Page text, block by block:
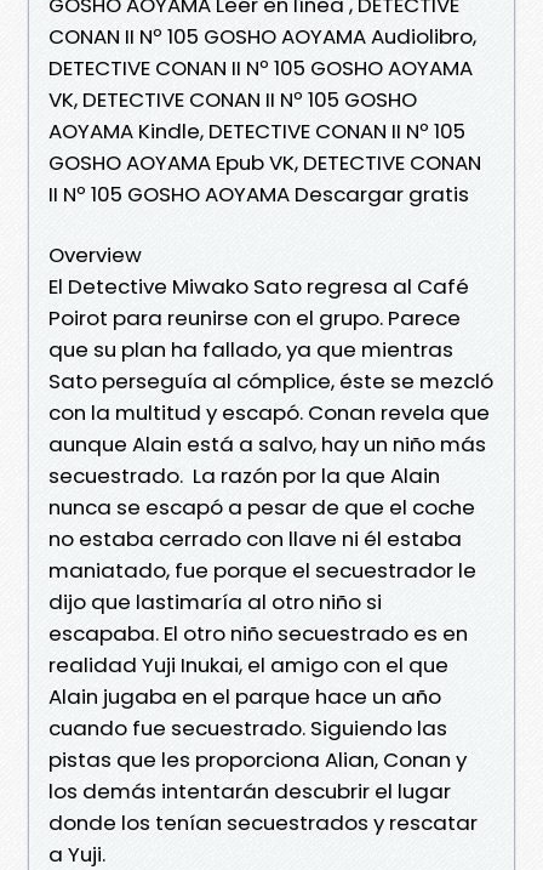
CONAN II Nº 105 GOSHO AOYAMA Audiolibro,
DETECTIVE CONAN II Nº 105 GOSHO AOYAMA
VK, DETECTIVE CONAN II Nº 105 GOSHO
AOYAMA Kindle, DETECTIVE CONAN II Nº 105
GOSHO AOYAMA Epub VK, DETECTIVE CONAN
II Nº 105 GOSHO AOYAMA Descargar gratis
Overview
El Detective Miwako Sato regresa al Café
Poirot para reunirse con el grupo. Parece
que su plan ha fallado, ya que mientras
Sato perseguía al cómplice, éste se mezcló
con la multitud y escapó. Conan revela que
aunque Alain está a salvo, hay un niño más
secuestrado. La razón por la que Alain
nunca se escapó a pesar de que el coche
no estaba cerrado con llave ni él estaba
maniatado, fue porque el secuestrador le
dijo que lastimaría al otro niño si
escapaba. El otro niño secuestrado es en
realidad Yuji Inukai, el amigo con el que
Alain jugaba en el parque hace un año
cuando fue secuestrado. Siguiendo las
pistas que les proporciona Alian, Conan y
los demás intentarán descubrir el lugar
donde los tenían secuestrados y rescatar
a Yuji.